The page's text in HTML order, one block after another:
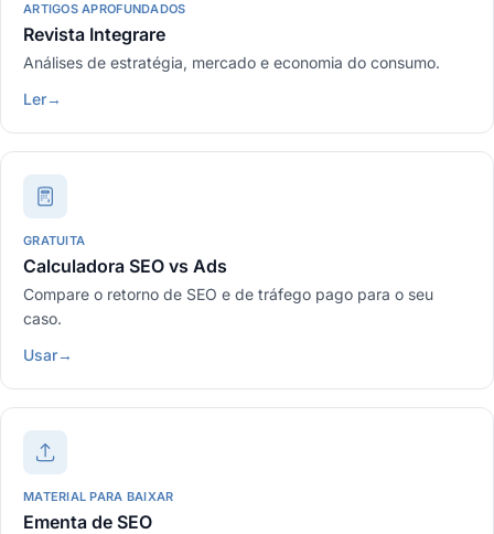
ARTIGOS APROFUNDADOS
Revista Integrare
Análises de estratégia, mercado e economia do consumo.
Ler→
GRATUITA
Calculadora SEO vs Ads
Compare o retorno de SEO e de tráfego pago para o seu
caso.
Usar→
MATERIAL PARA BAIXAR
Ementa de SEO